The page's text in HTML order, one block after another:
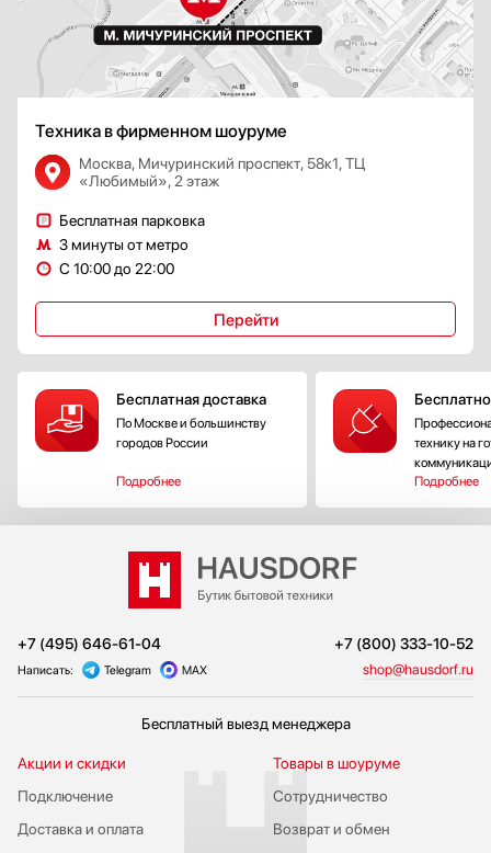
Техника в фирменном шоуруме
Москва, Мичуринский проспект, 58к1, ТЦ
«Любимый», 2 этаж
Бесплатная парковка
3 минуты от метро
С 10:00 до 22:00
Перейти
Бесплатная доставка
По Москве и большинству
городов России
Подробнее
технику на
Подробнее
+7 (495) 646-61-04 +7 (800) 333-10-52
Написать: Telegram MAX shop@hausdorf.ru
Бесплатный выезд менеджера
Акции и скидки
Подключение
Доставка и оплата
Сотрудничество
Возврат и обмен
Товары в шоуруме